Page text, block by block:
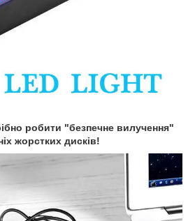
робити "безпечне вилучення"
жорстких дисків!